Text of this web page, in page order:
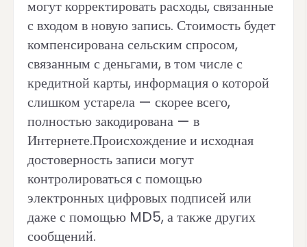
могут корректировать расходы, связанные
с входом в новую запись. Стоимость будет
компенсирована сельским спросом,
связанным с деньгами, в том числе с
кредитной карты, информация о которой
слишком устарела — скорее всего,
полностью закодирована — в
Интернете.Происхождение и исходная
достоверность записи могут
контролироваться с помощью
электронных цифровых подписей или
даже с помощью MD5, а также других
сообщений.